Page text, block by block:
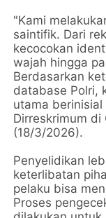
"Kami
saintifik. Dari
kecocokan
wajah hingga
Berdasarkan
database Polri,
utama berinisial
Dirreskrimum di
(18/3/2026).
Penyelidikan
keterlibatan
pelaku bisa
Proses